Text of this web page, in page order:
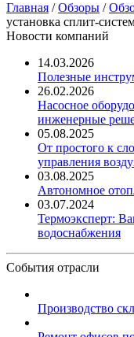
Главная /Обзоры /
установка сплит-
Новости компаний
14.03.2026
Полезные
26.02.2026
Насосное
инженерные
05.08.2025
От простого к
управления
03.08.2025
Автономное
03.07.2024
Термоэксперт:
водоснабжения
События отрасли
Производство